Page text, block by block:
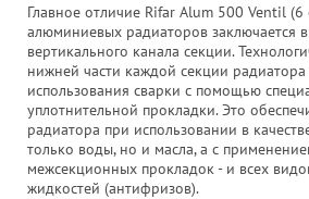
Главное отличие Rifar Alum 500 Ventil (6
алюминиевых радиаторов заключается
вертикального канала секции.
нижней части каждой секции радиатора
использования сварки с помощью
уплотнительной прокладки. Это
радиатора при использовании в
только воды, но и масла, а с
межсекционных прокладок - и всех
жидкостей (антифризов).